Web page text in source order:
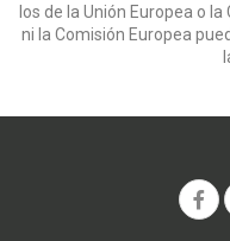
los de la Unión Europea o
ni la Comisión Europea